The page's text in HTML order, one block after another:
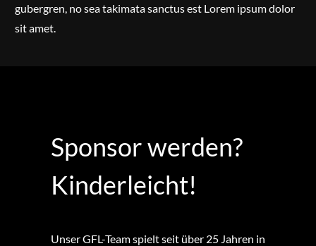
gubergren, no sea takimata sanctus est Lorem ipsum dolor
sit amet.
Sponsor werden?
Kinderleicht!
Unser GFL-Team spielt seit über 25 Jahren in